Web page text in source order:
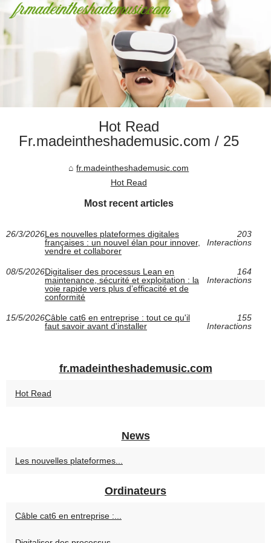
Hot Read
Fr.madeintheshademusic.com / 25
fr.madeintheshademusic.com
Hot Read
Most recent articles
26/3/2026Les nouvelles plateformes digitales
françaises : un nouvel élan pour innover,
vendre et collaborer
203
Interactions
08/5/2026Digitaliser des processus Lean en
maintenance, sécurité et exploitation : la
voie rapide vers plus d’efficacité et de
conformité
164
Interactions
15/5/2026Câble cat6 en entreprise : tout ce qu'il
faut savoir avant d'installer
155
Interactions
fr.madeintheshademusic.com
Hot Read
News
Les nouvelles plateformes...
Ordinateurs
Câble cat6 en entreprise :...